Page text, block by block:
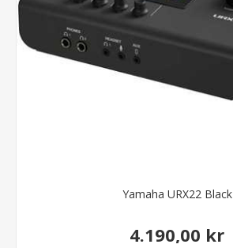
Yamaha URX22 Black
4.190,00 kr